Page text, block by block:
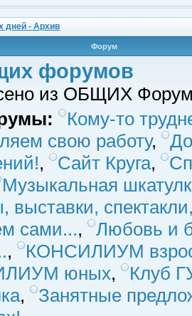
дней - Архив
Форум
форумов
из ОБЩИХ
Кому-то
свою работу,
, Сайт Круга,
Музыкальная
сами...,
Любовь и
,
КОНСИЛИУМ
юных,
Клуб
,
Занятные